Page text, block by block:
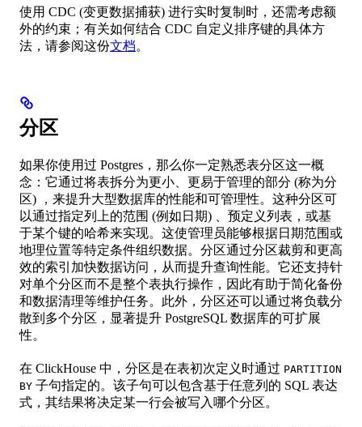
使用 CDC (变更数据捕获) 进行实时复制时，还需考虑额
外的约束；有关如何结合 CDC 自定义排序键的具体方
法，请参阅这份文档。
分区
如果你使用过 Postgres，那么你一定熟悉表分区这一概
念：它通过将表拆分为更小、更易于管理的部分 (称为分
区) ，来提升大型数据库的性能和可管理性。这种分区可
以通过指定列上的范围 (例如日期) 、预定义列表，或基
于某个键的哈希来实现。这使管理员能够根据日期范围或
地理位置等特定条件组织数据。分区通过分区裁剪和更高
效的索引加快数据访问，从而提升查询性能。它还支持针
对单个分区而不是整个表执行操作，因此有助于简化备份
和数据清理等维护任务。此外，分区还可以通过将负载分
散到多个分区，显著提升 PostgreSQL 数据库的可扩展
性。
在 ClickHouse 中，分区是在表初次定义时通过 PARTITION
BY 子句指定的。该子句可以包含基于任意列的 SQL 表达
式，其结果将决定某一行会被写入哪个分区。